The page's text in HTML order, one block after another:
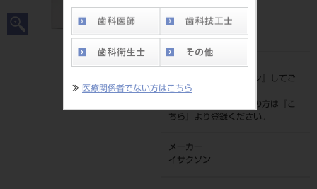
≫ 医療関係者でない方はこちら
JAN/EANコード
標準価格
ログイン
』してご
覧ください。
ネット会員登録がまだの方は『
こ
ちら
』より登録ください。
メーカー
イサクソン